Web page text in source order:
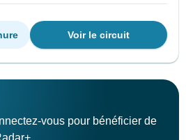
Voir le circuit
vous pour bénéficier de